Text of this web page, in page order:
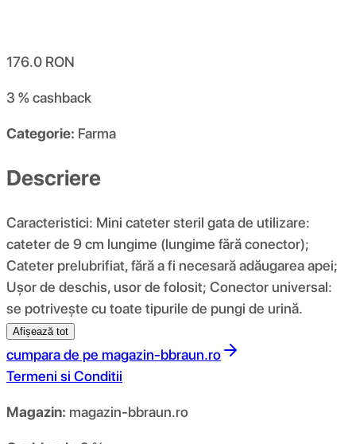
176.0 RON
3 %cashback
Categorie: Farma
Descriere
Caracteristici: Mini cateter steril gata de utilizare:
cateter de 9 cm lungime (lungime fără conector);
Cateter prelubrifiat, fără a fi necesară adăugarea apei;
Ușor de deschis, usor de folosit; Conector universal:
se potrivește cu toate tipurile de pungi de urină.
Afișează tot
cumpara de pe magazin-bbraun.ro
Termeni si Conditii
Magazin: magazin-bbraun.ro